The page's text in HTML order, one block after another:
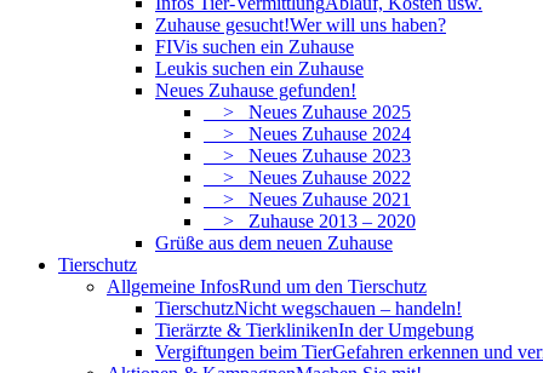
Zuhause gesucht!Wer will uns haben?
FIVis suchen ein Zuhause
Leukis suchen ein Zuhause
Neues Zuhause gefunden!
> Neues Zuhause 2025
> Neues Zuhause 2024
> Neues Zuhause 2023
> Neues Zuhause 2022
> Neues Zuhause 2021
> Zuhause 2013 – 2020
Grüße aus dem neuen Zuhause
Tierschutz
Allgemeine InfosRund um den Tierschutz
TierschutzNicht wegschauen – handeln!
Tierärzte & TierklinikenIn der Umgebung
Vergiftungen beim TierGefahren erkennen und